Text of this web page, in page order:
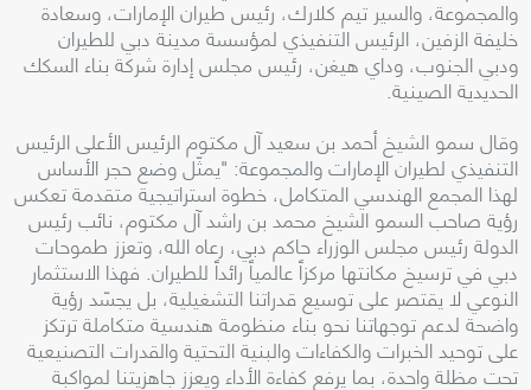
والمجموعة، والسير تيم كلارك، رئيس طيران الإمارات، وسعادة
خليفة الزفين، الرئيس التنفيذي لمؤسسة مدينة دبي للطيران
ودبي الجنوب، وداي هيغن، رئيس مجلس إدارة شركة بناء السكك
الحديدية الصينية.
وقال سمو الشيخ أحمد بن سعيد آل مكتوم الرئيس الأعلى الرئيس
التنفيذي لطيران الإمارات والمجموعة: "يمثّل وضع حجر الأساس
لهذا المجمع الهندسي المتكامل، خطوة استراتيجية متقدمة تعكس
رؤية صاحب السمو الشيخ محمد بن راشد آل مكتوم، نائب رئيس
الدولة رئيس مجلس الوزراء حاكم دبي، رعاه الله، وتعزز طموحات
دبي في ترسيخ مكانتها مركزاً عالمياً رائداً للطيران. فهذا الاستثمار
النوعي لا يقتصر على توسيع قدراتنا التشغيلية، بل يجسّد رؤية
واضحة لدعم توجهاتنا نحو بناء منظومة هندسية متكاملة ترتكز
على توحيد الخبرات والكفاءات والبنية التحتية والقدرات التصنيعية
تحت مظلة واحدة، بما يرفع كفاءة الأداء ويعزز جاهزيتنا لمواكبة